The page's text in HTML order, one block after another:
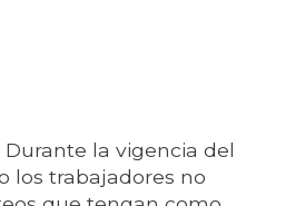
Durante la vigencia del
los trabajadores no